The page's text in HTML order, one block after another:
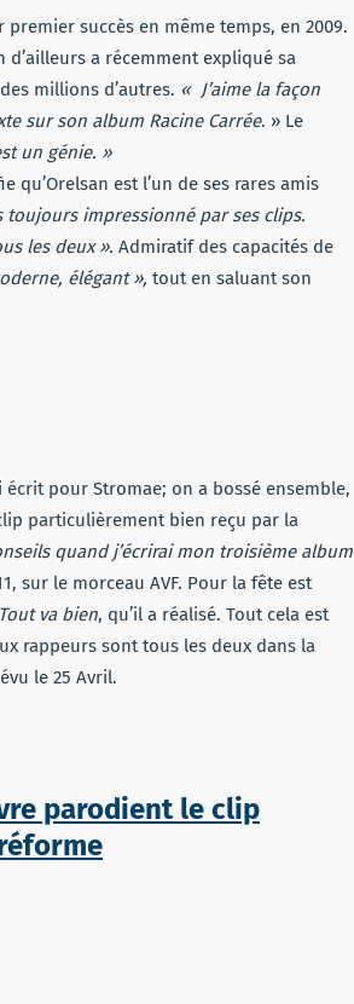
succès en même temps, en 2009.
d’ailleurs a récemment expliqué sa
millions d’autres. « J’aime la façon
sur son album Racine Carrée. » Le
un génie. »
qu’Orelsan est l’un de ses rares amis
toujours impressionné par ses clips.
les deux ». Admiratif des capacités de
élégant », tout en saluant son
écrit pour Stromae; on a bossé ensemble,
particulièrement bien reçu par la
quand j’écrirai mon troisième album
sur le morceau AVF. Pour la fête est
Tout va bien, qu’il a réalisé. Tout cela est
rappeurs sont tous les deux dans la
le 25 Avril.
parodient le clip